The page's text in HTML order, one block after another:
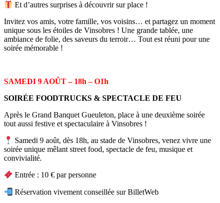
Et d’autres surprises à découvrir sur place !
Invitez vos amis, votre famille, vos voisins… et partagez un moment
unique sous les étoiles de Vinsobres ! Une grande tablée, une
ambiance de folie, des saveurs du terroir… Tout est réuni pour une
soirée mémorable !
SAMEDI 9 AOÛT – 18h – O1h
SOIRÉE FOODTRUCKS & SPECTACLE DE FEU
Après le Grand Banquet Gueuleton, place à une deuxième soirée
tout aussi festive et spectaculaire à Vinsobres !
Samedi 9 août, dès 18h, au stade de Vinsobres, venez vivre une
soirée unique mêlant street food, spectacle de feu, musique et
convivialité.
Entrée : 10 € par personne
Réservation vivement conseillée sur BilletWeb